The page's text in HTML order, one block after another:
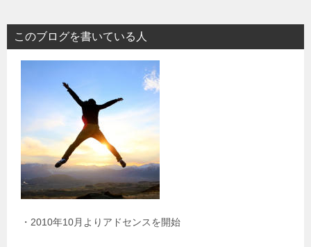
このブログを書いている人
・2010年10月よりアドセンスを開始